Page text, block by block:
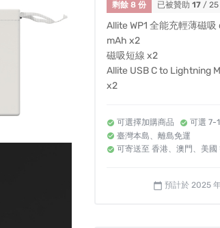
剩餘 8 份
已被贊助17 / 25
Allite WP1 全能充輕薄磁
mAh x2
磁吸短線 x2
Allite USB C to Lightning
x2
可選擇加購商品
可選 7-
臺灣本島、離島免運
可寄送至 香港、澳門、美國
calendar_today 預計於 2025